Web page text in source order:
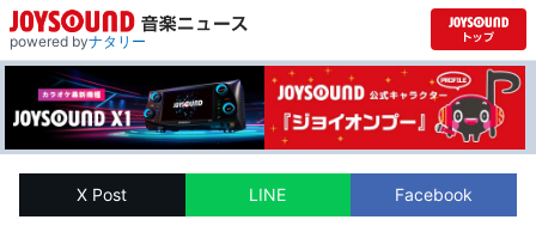
powered byナタリー
X Post LINE Facebook